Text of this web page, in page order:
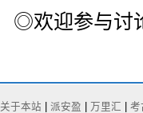
◎欢迎参与讨
关于本站 派安盈 万里汇 考